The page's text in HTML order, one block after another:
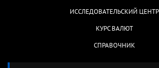
ИССЛЕДОВАТЕЛЬСКИЙ ЦЕНТР
КУРС ВАЛЮТ
СПРАВОЧНИК